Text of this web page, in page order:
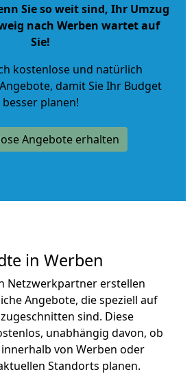
Sie so weit sind, Ihr Umzug
nach Werben wartet auf
Sie!
kostenlose und natürlich
, damit Sie Ihr Budget
besser planen!
Angebote erhalten
in Werben
Netzwerkpartner erstellen
Angebote, die speziell auf
sind. Diese
unabhängig davon, ob
von Werben oder
Standorts planen.